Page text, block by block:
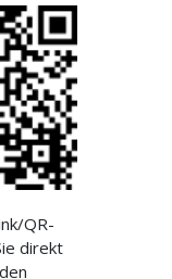
QR-
direkt